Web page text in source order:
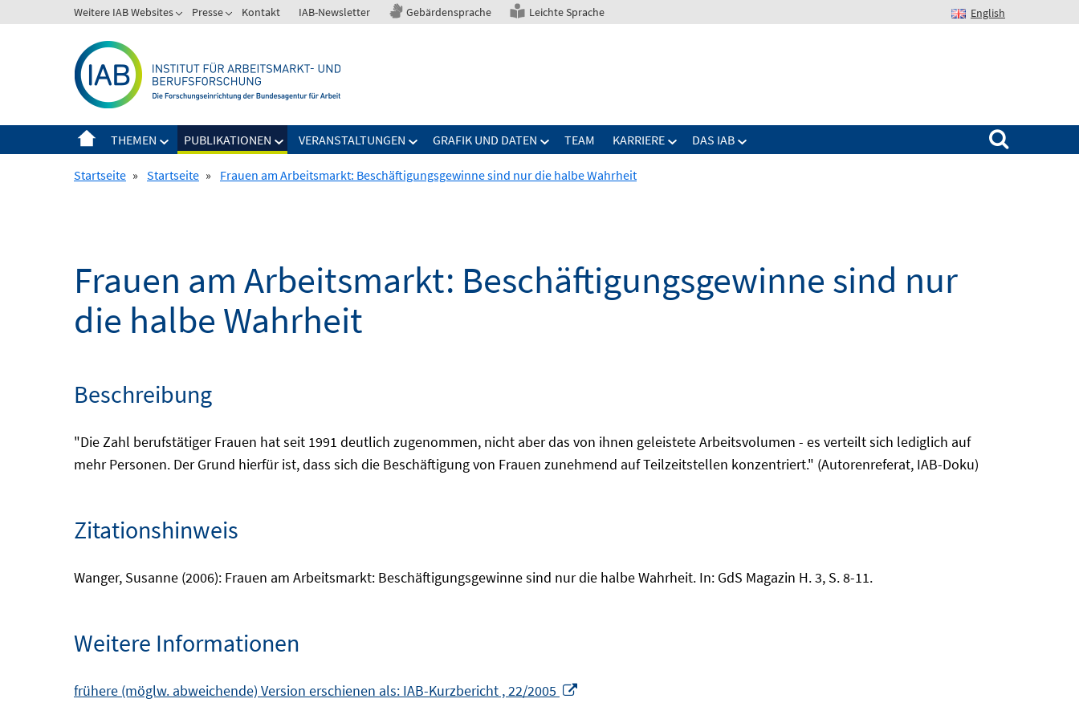
zum
Weitere IAB Websites Presse Kontakt IAB-Newsletter Gebärdensprache Leichte Sprache English
THEMEN PUBLIKATIONEN VERANSTALTUNGEN GRAFIK UND DATEN TEAM KARRIERE DAS IAB
Suchen nach:
Startseite » Startseite » Frauen am Arbeitsmarkt: Beschäftigungsgewinne sind nur die halbe Wahrheit
Frauen am Arbeitsmarkt: Beschäftigungsgewinne sind nur
die halbe Wahrheit
Beschreibung
"Die Zahl berufstätiger Frauen hat seit 1991 deutlich zugenommen, nicht aber das von ihnen geleistete Arbeitsvolumen - es verteilt sich lediglich auf
mehr Personen. Der Grund hierfür ist, dass sich die Beschäftigung von Frauen zunehmend auf Teilzeitstellen konzentriert." (Autorenreferat, IAB-Doku)
Zitationshinweis
Wanger, Susanne (2006): Frauen am Arbeitsmarkt: Beschäftigungsgewinne sind nur die halbe Wahrheit. In: GdS Magazin H. 3, S. 8-11.
Weitere Informationen
frühere (möglw. abweichende) Version erschienen als: IAB-Kurzbericht , 22/2005